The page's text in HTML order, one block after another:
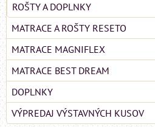
ROŠTY A DOPLNKY
MATRACE A ROŠTY RESETO
MATRACE MAGNIFLEX
MATRACE BEST DREAM
DOPLNKY
VÝPREDAJ VÝSTAVNÝCH KUSOV